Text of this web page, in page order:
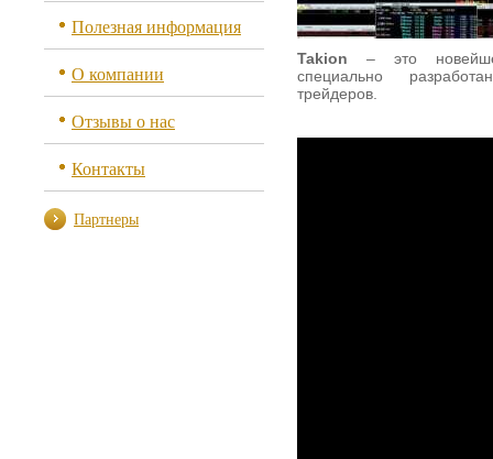
Полезная информация
О компании
Отзывы о нас
Контакты
Партнеры
Takion – это
специально
трейдеров.